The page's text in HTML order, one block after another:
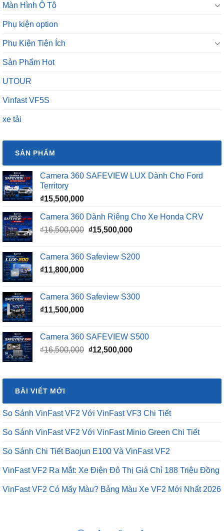
Màn Hình Ô Tô
Phụ kiện option
Phụ Kiện Tiện Ích
Sản Phẩm Hot
UTOUR
Vinfast VF5S
xe tải
SẢN PHẨM
Camera 360 SAFEVIEW LUX Dành Cho Ford
Territory
₫15,500,000
Camera 360 Dành Riêng Cho Xe Honda CRV
₫16,500,000 Giá
₫16,500,000.
₫15,500,000Giá
là:
Camera 360 Safeview S200
₫11,800,000
Camera 360 Safeview S300
₫11,500,000
Camera 360 SAFEVIEW S500
₫16,500,000 Giá
₫16,500,000.
₫12,500,000Giá
là:
BÀI VIẾT MỚI
So Sánh VinFast VF2 Với VinFast VF3 Chi Tiết
So Sánh VinFast VF2 Với VinFast Minio Green Chi Tiết
So Sánh Chi Tiết Baojun E100 Và VinFast VF2
VinFast VF2 Ra Mắt: Xe Điện Đô Thị Giá Chỉ 188 Triệu Đồng
VinFast VF2 Có Mấy Màu? Bảng Màu Xe VF2 Mới Nhất 2026